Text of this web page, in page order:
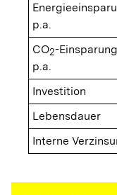
p.a.
CO2-Einsparung
p.a.
Investition
Lebensdauer
Interne